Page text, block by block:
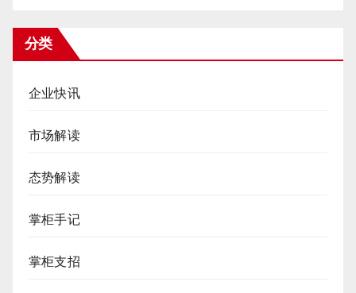
分类
企业快讯
市场解读
态势解读
掌柜手记
掌柜支招